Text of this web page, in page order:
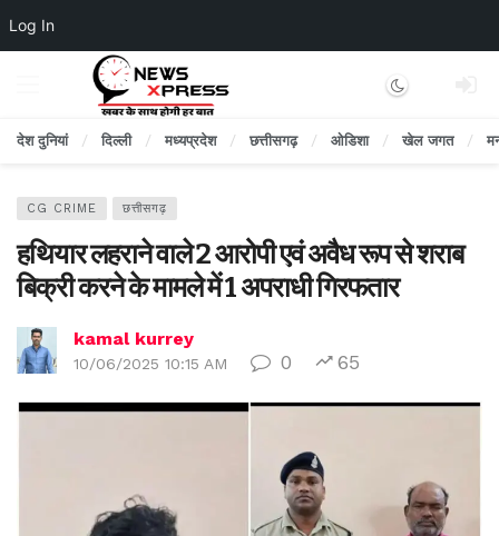
Log In
Dark mode
देश दुनियां दिल्ली मध्यप्रदेश छत्तीसगढ़ ओडिशा खेल जगत
CG CRIME छत्तीसगढ़
हथियार लहराने वाले 2 आरोपी एवं अवैध रूप से शराब
बिक्री करने के मामले में 1 अपराधी गिरफतार
kamal kurrey
10/06/2025 10:15 AM 0 65